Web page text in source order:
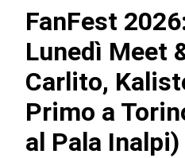
FanFest
Lunedì Meet
Carlito,
Primo a
al Pala Inalpi)